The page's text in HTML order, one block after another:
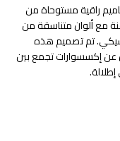
راقية مستوحاة من
مع ألوان متناسقة من
تم تصميم هذه
عن إكسسوارات تجمع بين